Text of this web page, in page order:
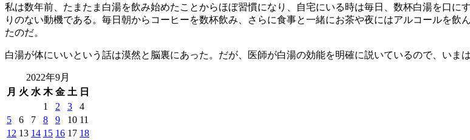
私は数年前、たまたま白湯を飲み始めたことからほぼ習慣になり、自宅にいる時は毎日、数杯白湯を口
りのない動機である。毎日朝からコーヒーを数杯飲み、さらに食事と一緒にお茶や夜にはアルコールを
たのだ。
白湯が体にいいという話は漠然と脳裏にあった。だが、医師が白湯の効能を明確に説いているので、いま
2022年9月
月 火 水 木 金 土 日
1 2 3
4
5
6 7 8 9 10 11
12 13 14 15 16 17 18